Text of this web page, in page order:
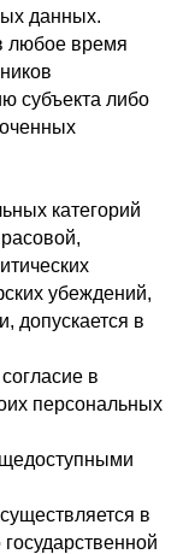
данных.
любое время
субъекта либо
категорий
убеждений,
допускается в
в
персональных
в